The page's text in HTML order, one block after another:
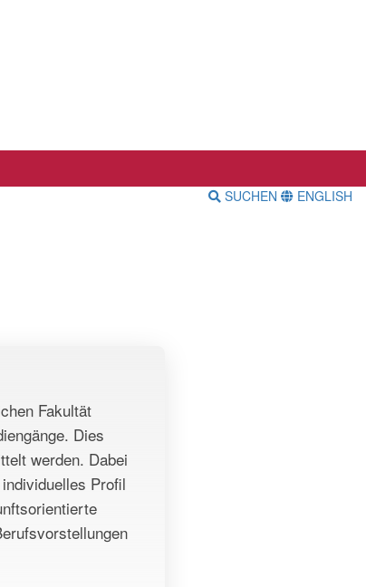
SUCHEN ENGLISH
Fakultät
Dies
werden. Dabei
Profil